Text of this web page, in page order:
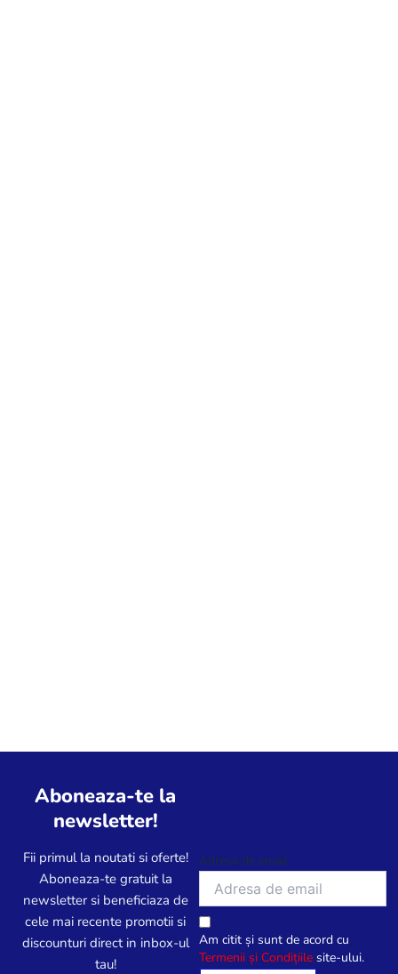
Aboneaza-te la
newsletter!
Fii primul la noutati si oferte!
Aboneaza-te gratuit la
newsletter si beneficiaza de
cele mai recente promotii si
discounturi direct in inbox-ul
tau!
Adresa de email
Am citit și sunt de acord cu
Termenii și Condițiile site-ului.